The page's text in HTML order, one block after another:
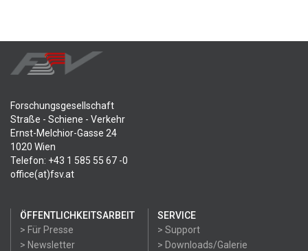
Forschungsgesellschaft
Straße - Schiene - Verkehr
Ernst-Melchior-Gasse 24
1020 Wien
Telefon: +43 1 585 55 67 -0
office(at)fsv.at
ÖFFENTLICHKEITSARBEIT
> Für Presse
> Newsletter
SERVICE
> Support
> Downloads/Galerie